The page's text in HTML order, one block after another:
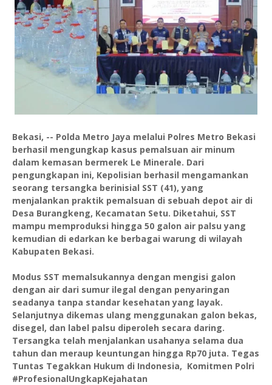
Bekasi, -- Polda Metro Jaya melalui Polres Metro Bekasi
berhasil mengungkap kasus pemalsuan air minum
dalam kemasan bermerek Le Minerale. Dari
pengungkapan ini, Kepolisian berhasil mengamankan
seorang tersangka berinisial SST (41), yang
menjalankan praktik pemalsuan di sebuah depot air di
Desa Burangkeng, Kecamatan Setu. Diketahui, SST
mampu memproduksi hingga 50 galon air palsu yang
kemudian di edarkan ke berbagai warung di wilayah
Kabupaten Bekasi.
Modus SST memalsukannya dengan mengisi galon
dengan air dari sumur ilegal dengan penyaringan
seadanya tanpa standar kesehatan yang layak.
Selanjutnya dikemas ulang menggunakan galon bekas,
disegel, dan label palsu diperoleh secara daring.
Tersangka telah menjalankan usahanya selama dua
tahun dan meraup keuntungan hingga Rp70 juta. Tegas
Tuntas Tegakkan Hukum di Indonesia, Komitmen Polri
#ProfesionalUngkapKejahatan